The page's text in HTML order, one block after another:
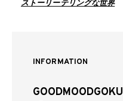
ストーリーテリングな世界
INFORMATION
GOODMOODGOKU